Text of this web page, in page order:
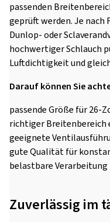
passenden
geprüft werden. Je nach
Dunlop- oder
hochwertiger Schlauch
Luftdichtigkeit und
Darauf können Sie
passende Größe für 26-
richtiger Breitenbereich
geeignete
gute Qualität für
belastbare
Zuverlässig im